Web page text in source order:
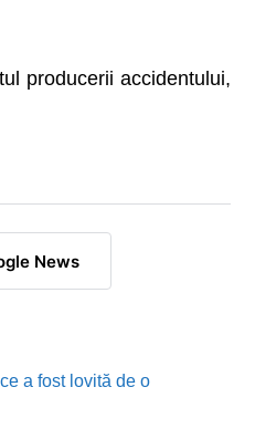
producerii accidentului,
News
a fost lovită de o